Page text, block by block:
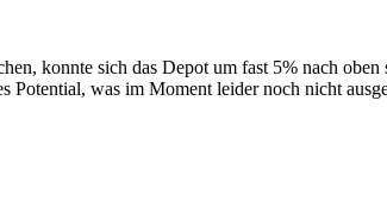
konnte sich das Depot um fast 5% nach
Potential, was im Moment leider noch nicht